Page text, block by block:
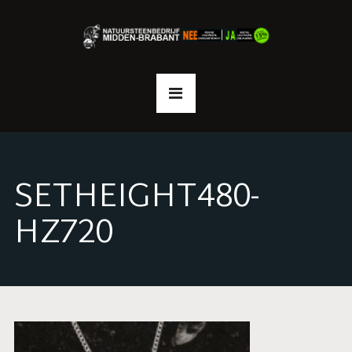
SETHEIGHT480-
HZ720